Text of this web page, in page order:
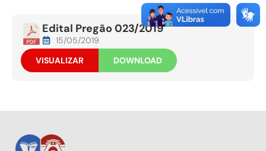
Edital Pregão 023/2019
15/05/2019
VISUALIZAR
DOWNLOAD